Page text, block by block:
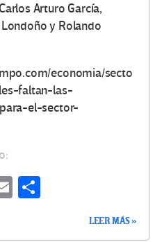
Arturo García,
y Rolando
economia/secto
faltan-las-
el-sector-
E
LEER MÁS »